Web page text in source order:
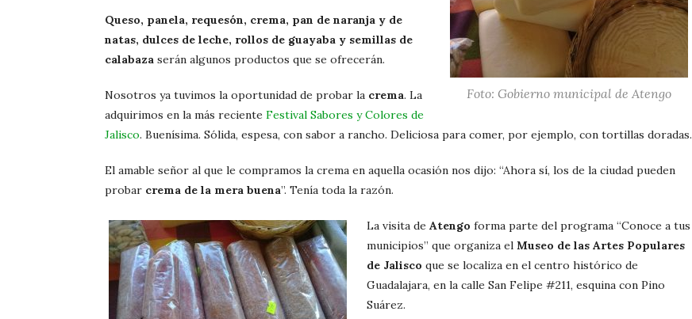
Foto: Gobierno municipal de Atengo
Queso, panela, requesón, crema, pan de naranja y de
natas, dulces de leche, rollos de guayaba y semillas de
calabaza serán algunos productos que se ofrecerán.
Nosotros ya tuvimos la oportunidad de probar la crema. La
adquirimos en la más reciente Festival Sabores y Colores de
Jalisco. Buenísima. Sólida, espesa, con sabor a rancho. Deliciosa para comer, por ejemplo, con tortillas doradas.
El amable señor al que le compramos la crema en aquella ocasión nos dijo: “Ahora sí, los de la ciudad pueden
probar crema de la mera buena”. Tenía toda la razón.
La visita de Atengo forma parte del programa “Conoce a tus
municipios” que organiza el Museo de las Artes Populares
de Jalisco que se localiza en el centro histórico de
Guadalajara, en la calle San Felipe #211, esquina con Pino
Suárez.